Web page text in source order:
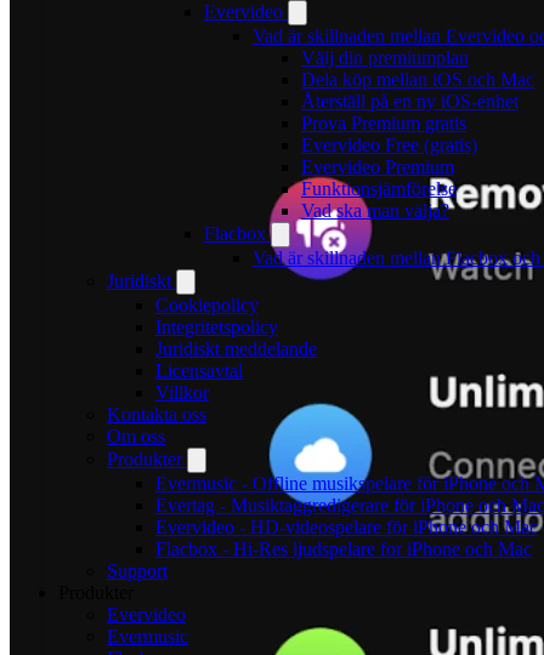
Evervideo
Vad är skillnaden mellan Evervideo
Välj din premiumplan
Dela köp mellan iOS och Mac
Återställ på en ny iOS-enhet
Prova Premium gratis
Evervideo Free (gratis)
Evervideo Premium
Funktionsjämförelse
Vad ska man välja?
Flacbox
Vad är skillnaden mellan Flacbox
Juridiskt
Cookiepolicy
Integritetspolicy
Juridiskt meddelande
Licensavtal
Villkor
Kontakta oss
Om oss
Produkter
Evermusic - Offline musikspelare för iPhone och
Evertag - Musiktaggredigerare för iPhone och Mac
Evervideo - HD-videospelare för iPhone och Mac
Flacbox - Hi-Res ljudspelare for iPhone och Mac
Support
Evervideo
Evermusic